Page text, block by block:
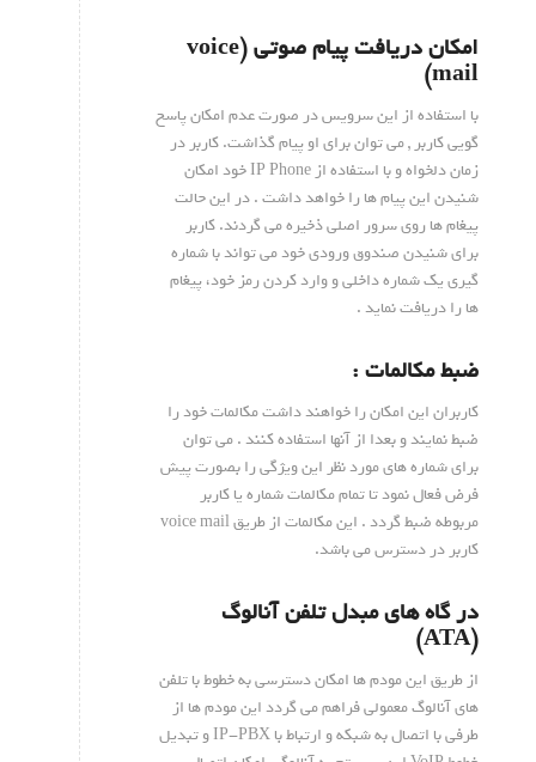
امکان دریافت پیام صوتی (voice
mail)
با استفاده از این سرویس در صورت عدم امکان پاسخ
گویی کاربر , می توان برای او پیام گذاشت. کاربر در
زمان دلخواه و با استفاده از IP Phone خود امکان
شنیدن این پیام ها را خواهد داشت . در این حالت
پیغام ها روی سرور اصلی ذخیره می گردند. کاربر
برای شنیدن صندوق ورودی خود می تواند با شماره
گیری یک شماره داخلی و وارد کردن رمز خود، پیغام
ها را دریافت نماید .
ضبط مکالمات :
کاربران این امکان را خواهند داشت مکالمات خود را
ضبط نمایند و بعدا از آنها استفاده کنند . می توان
برای شماره های مورد نظر این ویژگی را بصورت پیش
فرض فعال نمود تا تمام مکالمات شماره یا کاربر
مربوطه ضبط گردد . این مکالمات از طریق voice mail
کاربر در دسترس می باشد.
در گاه های مبدل تلفن آنالوگ
(ATA)
از طریق این مودم ها امکان دسترسی به خطوط با تلفن
های آنالوگ معمولی فراهم می گردد این مودم ها از
طرفی با اتصال به شبکه و ارتباط با IP-PBX و تبدیل